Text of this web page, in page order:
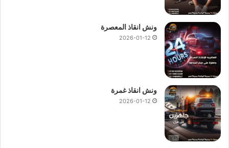
ونش انقاذ المعصرة
2026-01-12
ونش انقاذ غمرة
2026-01-12